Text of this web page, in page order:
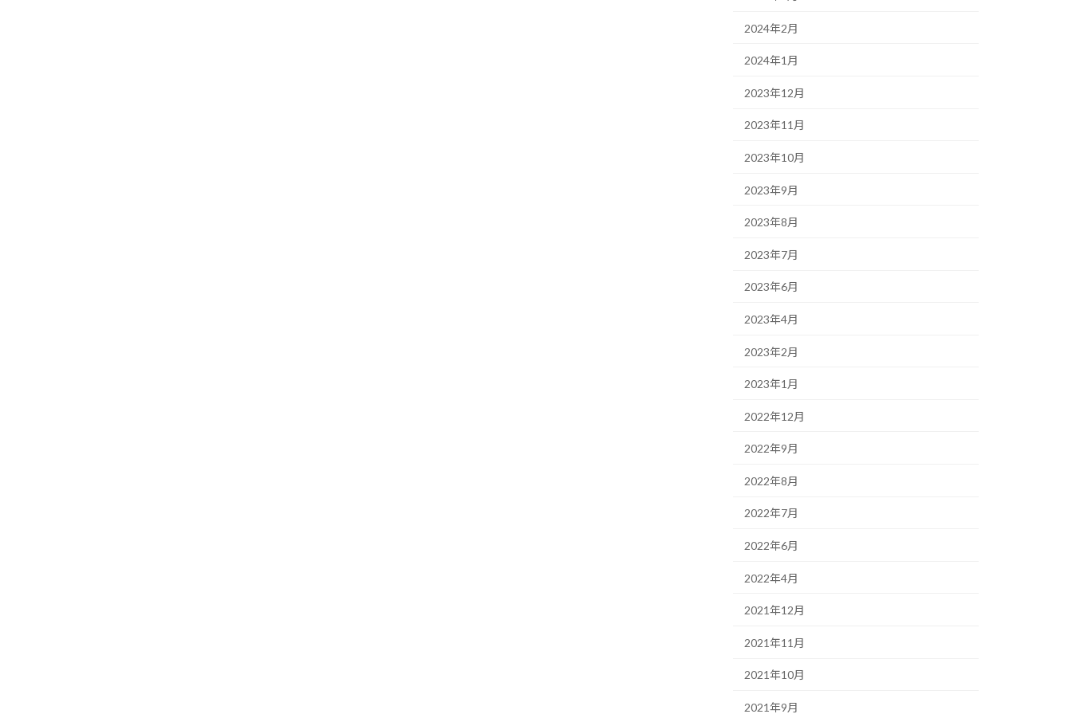
2024年2月
2024年1月
2023年12月
2023年11月
2023年10月
2023年9月
2023年8月
2023年7月
2023年6月
2023年4月
2023年2月
2023年1月
2022年12月
2022年9月
2022年8月
2022年7月
2022年6月
2022年4月
2021年12月
2021年11月
2021年10月
2021年9月